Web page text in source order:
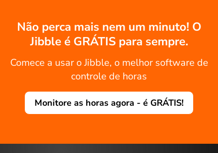
Não perca mais nem um minuto! O
Jibble é GRÁTIS para sempre.
Comece a usar o Jibble, o melhor software de
controle de horas
Monitore as horas agora - é GRÁTIS!